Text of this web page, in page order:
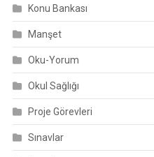
Konu Bankası
Manşet
Oku-Yorum
Okul Sağlığı
Proje Görevleri
Sınavlar